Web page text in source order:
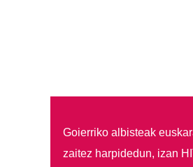
Goierriko albisteak
zaitez harpidedun, izan